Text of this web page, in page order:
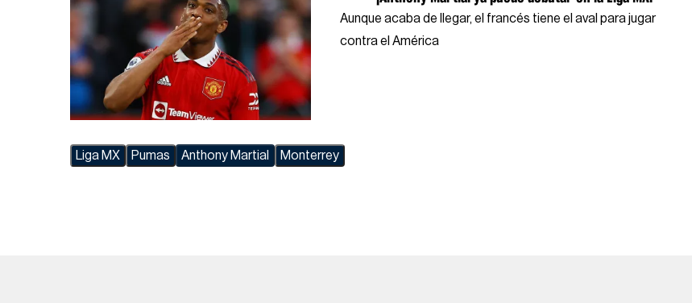
Aunque acaba de llegar, el francés tiene el aval para jugar
contra el América
Liga MX Pumas Anthony Martial Monterrey